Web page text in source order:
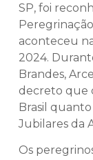
SP, foi
aconteceu
2024.
Brandes,
decreto que
Brasil
Jubilares da
Os